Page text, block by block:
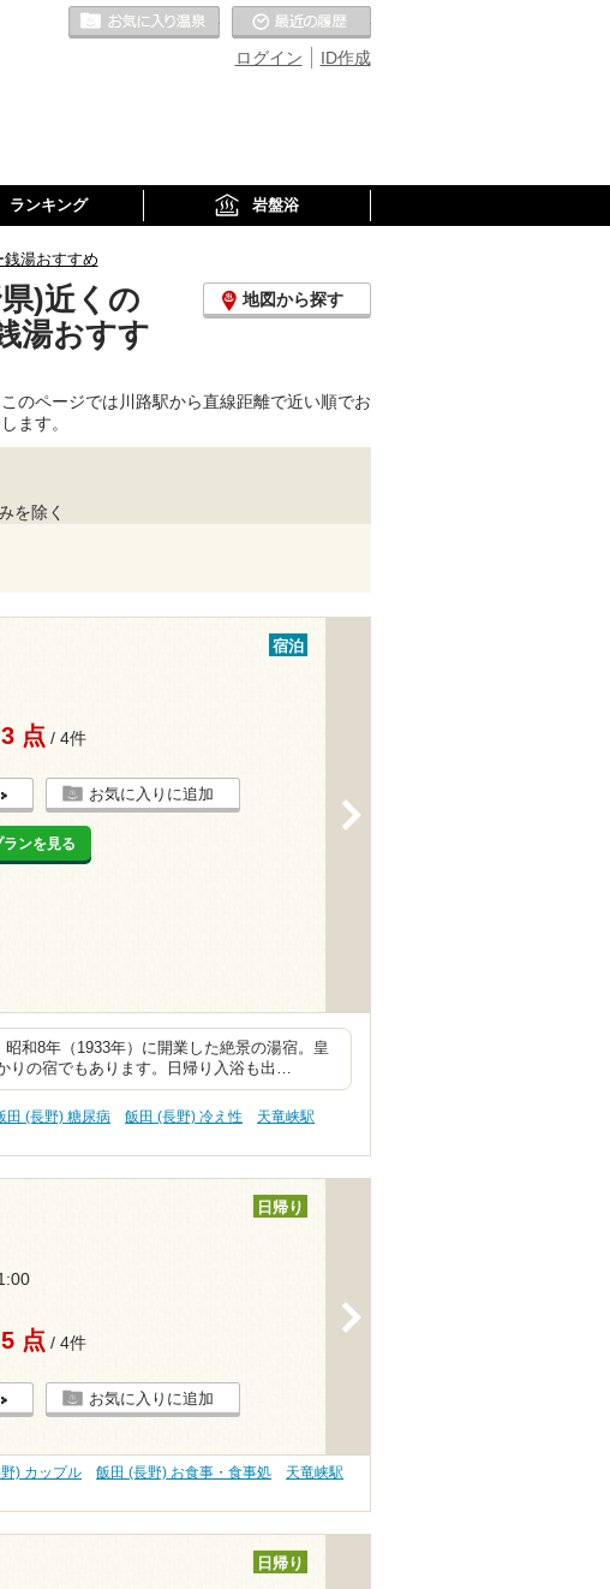
ID作成
ログイン
お気に入りの温泉
ランキング 岩盤浴
湯おすすめ
)近くの
湯おすす
地図から探す
のページでは川路駅から直線距離で近い順でお
ます。
を除く
宿泊
点 / 4件
お気に入りに追加
ンを見る
和8年（1933年）に開業した絶景の湯宿。皇
りの宿でもあります。日帰り入浴も出…
田 (長野) 糖尿病 飯田 (長野) 冷え性
天竜峡駅
日帰り
点 / 4件
お気に入りに追加
) カップル 飯田 (長野) お食事・食事処
天竜峡駅
日帰り